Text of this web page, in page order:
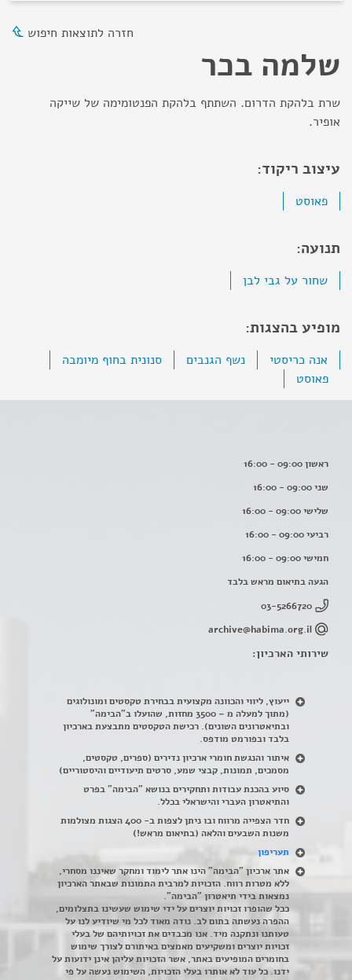
חזרה לתוצאות חיפוש
שלמה בכר
שרת בלהקת הדרום. השתתף בלהקת הפנטומימה של שייקה
אופיר.
עיצוב ריקוד:
פאוסט
תנועה:
שחור על גבי לבן
מופיע בהצגות:
אנה כריסטי נשף הגנבים
סנונית בחוף מיומבה
פאוסט
ראשון 09:00 - 16:00
שני 09:00 - 16:00
שלישי 09:00 - 16:00
רביעי 09:00 - 16:00
חמישי 09:00 - 16:00
הגעה בתיאום מראש בלבד
03-5266720
archive@habima.org.il
שירותי הארכיון:
ייעוץ, ליווי והכוונה מקצועית בבחירת טקסטים ומונולוגים
(מתוך למעלה מ – 3500 מחזות, שהועלו ב"הבימה"
ובתיאטרונים השונים). רכישת הטקסטים מתבצעת בארכיון
בלבד ובפורמט מודפס.
איתור והנגשת חומרי ארכיון נדירים (ספרים, טקסטים,
מסמכים, תמונות, קבצי שמע, סרטים תיעודיים והיסטוריים)
סיוע בהכנת עבודות ותחקירים בנושא "הבימה" בפרט
והתיאטרון העברי והישראלי בכלל.
חדר הצפייה מרווח ובו ניתן לצפות ב- 400 הצגות מצולמות
משנות השבעים והלאה (בתיאום מראש!)
תעריפון
אתר ארכיון "הבימה" הינו אתר לימוד ומחקר שאיננו מסחרי,
ללא מטרות רווח. הזכויות למרבית התמונות שבאתר הארכיון
נמצאות בידי תיאטרון "הבימה".
ככל שהופרו זכויות יוצרים על ידי שימוש שעשינו בתצלומים,
ההפרה נעשתה בתום לב. נודה מאוד לכל מי שיודיע לנו על
טעותנו ונתקנה מיד. אנו מכבדים את זכויותיהם של בעלי
זכויות יוצרים ומשקיעים מאמצים באיתורם לצורך שימוש
בחומרים המופיעים באתר, אשר הזכויות עליהן אינן ידועות על
ידנו. כל עוד לא אותרו בעלי הזכויות, השימוש נעשה על פי